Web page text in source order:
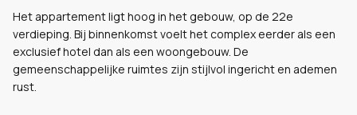
Het appartement ligt hoog in het gebouw, op de 22e
verdieping. Bij binnenkomst voelt het complex eerder als een
exclusief hotel dan als een woongebouw. De
gemeenschappelijke ruimtes zijn stijlvol ingericht en ademen
rust.